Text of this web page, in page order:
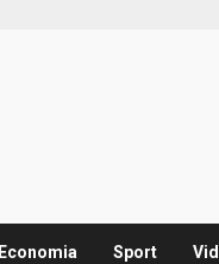
Economia Sport